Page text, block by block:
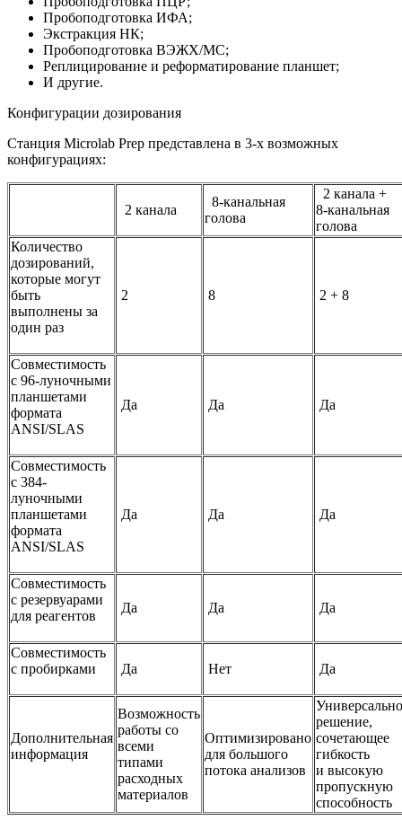
Пробоподготовка ИФА;
Экстракция НК;
Пробоподготовка ВЭЖХ/МС;
Реплицирование и реформатирование планшет;
И другие.
Конфигурации дозирования
Станция Microlab Prep представлена в 3-х возможных
конфигурациях:
2 канала
8-канальная
голова
2 канала +
8-канальная
голова
Количество
дозирований,
которые могут
быть
выполнены за
один раз
2 8 2 + 8
Совместимость
с 96-луночными
планшетами
формата
ANSI/SLAS
Да Да Да
Совместимость
с 384-
луночными
планшетами
формата
ANSI/SLAS
Да Да Да
Совместимость
с резервуарами
для реагентов
Да Да Да
Совместимость
с пробирками
Да Нет Да
Дополнительная
информация
Возможность
работы со
всеми
типами
расходных
материалов
Оптимизировано
для большого
потока анализов
решение,
сочетающее
гибкость
и высокую
пропускную
способность